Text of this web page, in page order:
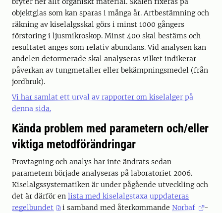
objektglas som kan sparas i många år. Artbestämning och
räkning av kiselalgsskal görs i minst 1000 gångers
förstoring i ljusmikroskop. Minst 400 skal bestäms och
resultatet anges som relativ abundans. Vid analysen kan
andelen deformerade skal analyseras vilket indikerar
påverkan av tungmetaller eller bekämpningsmedel (från
jordbruk).
Vi har samlat ett urval av rapporter om kiselalger på
denna sida.
Kända problem med parametern och/eller
viktiga metodförändringar
Provtagning och analys har inte ändrats sedan
parametern började analyseras på laboratoriet 2006.
Kiselalgssystematiken är under pågående utveckling och
det är därför en lista med kiselalgstaxa uppdateras
regelbundet
i samband med återkommandeNorbaf
-